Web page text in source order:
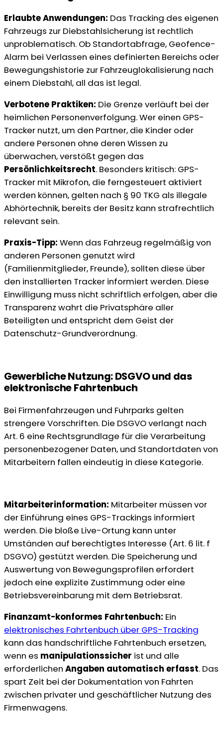
Erlaubte Anwendungen: Das Tracking des eigenen
Fahrzeugs zur Diebstahlsicherung ist rechtlich
unproblematisch. Ob Standortabfrage, Geofence-
Alarm bei Verlassen eines definierten Bereichs oder
Bewegungshistorie zur Fahrzeuglokalisierung nach
einem Diebstahl, all das ist legal.
Verbotene Praktiken: Die Grenze verläuft bei der
heimlichen Personenverfolgung. Wer einen GPS-
Tracker nutzt, um den Partner, die Kinder oder
andere Personen ohne deren Wissen zu
überwachen, verstößt gegen das
Persönlichkeitsrecht. Besonders kritisch: GPS-
Tracker mit Mikrofon, die ferngesteuert aktiviert
werden können, gelten nach § 90 TKG als illegale
Abhörtechnik, bereits der Besitz kann strafrechtlich
relevant sein.
Praxis-Tipp: Wenn das Fahrzeug regelmäßig von
anderen Personen genutzt wird
(Familienmitglieder, Freunde), sollten diese über
den installierten Tracker informiert werden. Diese
Einwilligung muss nicht schriftlich erfolgen, aber die
Transparenz wahrt die Privatsphäre aller
Beteiligten und entspricht dem Geist der
Datenschutz-Grundverordnung.
Gewerbliche Nutzung: DSGVO und das
elektronische Fahrtenbuch
Bei Firmenfahrzeugen und Fuhrparks gelten
strengere Vorschriften. Die DSGVO verlangt nach
Art. 6 eine Rechtsgrundlage für die Verarbeitung
personenbezogener Daten, und Standortdaten von
Mitarbeitern fallen eindeutig in diese Kategorie.
Mitarbeiterinformation: Mitarbeiter müssen vor
der Einführung eines GPS-Trackings informiert
werden. Die bloße Live-Ortung kann unter
Umständen auf berechtigtes Interesse (Art. 6 lit. f
DSGVO) gestützt werden. Die Speicherung und
Auswertung von Bewegungsprofilen erfordert
jedoch eine explizite Zustimmung oder eine
Betriebsvereinbarung mit dem Betriebsrat.
Finanzamt-konformes Fahrtenbuch: Ein
elektronisches Fahrtenbuch über GPS-Tracking
kann das handschriftliche Fahrtenbuch ersetzen,
wenn es manipulationssicher ist und alle
erforderlichen Angaben automatisch erfasst. Das
spart Zeit bei der Dokumentation von Fahrten
zwischen privater und geschäftlicher Nutzung des
Firmenwagens.